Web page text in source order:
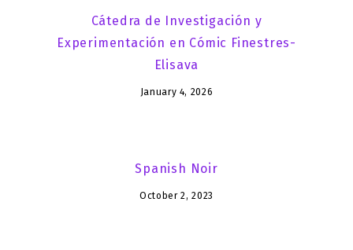
Cátedra de Investigación y
Experimentación en Cómic Finestres-
Elisava
January 4, 2026
Spanish Noir
October 2, 2023